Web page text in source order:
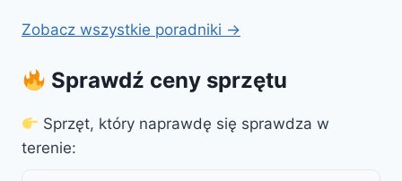
Zobacz wszystkie poradniki →
Sprawdź ceny sprzętu
Sprzęt, który naprawdę się sprawdza w
terenie: